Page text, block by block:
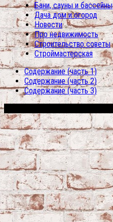
Бани, сауны и бассейны
Дача дом и огород
Новости
Про недвижимость
Строительство советы
Строймастерская
Содержание (часть 1)
Содержание (часть 2)
Содержание (часть 3)